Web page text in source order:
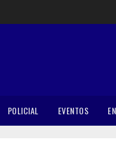
POLICIAL EVENTOS